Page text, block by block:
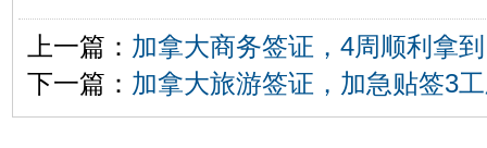
上一篇： 加拿大商务签证，4周顺利拿
下一篇： 加拿大旅游签证，加急贴签3